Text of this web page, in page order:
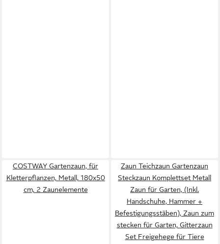
COSTWAY Gartenzaun, für
Kletterpflanzen, Metall, 180x50
cm, 2 Zaunelemente
Zaun Teichzaun Gartenzaun
Steckzaun Komplettset Metall
Zaun für Garten, (Inkl.
Handschuhe, Hammer +
Befestigungsstäben), Zaun zum
stecken für Garten, Gitterzaun
Set Freigehege für Tiere